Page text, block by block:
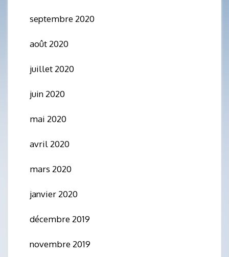
septembre 2020
août 2020
juillet 2020
juin 2020
mai 2020
avril 2020
mars 2020
janvier 2020
décembre 2019
novembre 2019